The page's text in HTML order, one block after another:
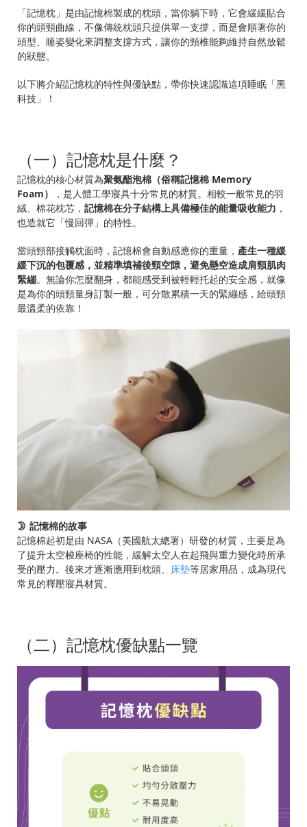
「記憶枕」是由記憶棉製成的枕頭，當你躺下時，它會緩緩貼合
你的頭頸曲線，不像傳統枕頭只提供單一支撐，而是會順著你的
頭型、睡姿變化來調整支撐方式，讓你的頸椎能夠維持自然放鬆
的狀態。
以下將介紹記憶枕的特性與優缺點，帶你快速認識這項睡眠「黑
科技」！
（一）記憶枕是什麼？
記憶枕的核心材質為聚氨酯泡棉（俗稱記憶棉 Memory
Foam）
，是人體工學寢具十分常見的材質。相較一般常見的羽
絨、棉花枕芯， 記憶棉在分子結構上具備極佳的能量吸收能力 ，
也造就它「慢回彈」的特性。
當頭頸部接觸枕面時，記憶棉會自動感應你的重量， 產生一種緩
緩下沉的包覆感，並精準填補後頸空隙，避免懸空造成肩頸肌肉
緊繃。無論你怎麼翻身，都能感受到被輕輕托起的安全感，就像
是為你的頭頸量身訂製一般，可分散累積一天的緊繃感，給頭頸
最溫柔的依靠！
🌛 記憶棉的故事
記憶棉起初是由 NASA（美國航太總署）研發的材質，主要是為
了提升太空梭座椅的性能，緩解太空人在起飛與重力變化時所承
受的壓力。後來才逐漸應用到枕頭、 床墊等居家用品，成為現代
常見的釋壓寢具材質。
（二）記憶枕優缺點一覽